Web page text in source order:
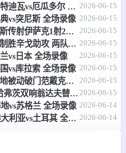
直播中
哈沃尔罕
即将开始
06月15日 世界杯小组赛E组第1轮 科特迪瓦vs厄瓜多尔 全场录像 2026-06-15
vs突尼斯 全场录像 2026-06-15
开门红！瑞典5-1大胜突尼斯 约克雷斯传射伊萨克1射2传阿亚里双响 2026-06-15
绝杀！科特迪瓦1-0厄瓜多尔 阿玛德制胜辛戈助攻 两队4中门框 2026-06-15
vs日本 全场录像 2026-06-15
vs库拉索 全场录像 2026-06-15
两度扳平！日本绝平2-2荷兰 镰田大地被动破门范戴克世界杯首球 2026-06-15
惨案！德国7-1库拉索 德国6人破门哈弗茨双响翁达夫替补1射2传 2026-06-15
vs苏格兰 全场录像 2026-06-14
06月14日 世界杯小组赛D组第1轮 澳大利亚vs土耳其 全场录像 2026-06-14